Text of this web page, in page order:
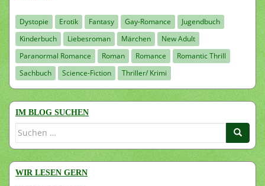
Dystopie Erotik Fantasy Gay-Romance
Jugendbuch
Kinderbuch
Liebesroman Märchen
New Adult
Paranormal Romance
Roman Romance
Romantic Thrill
Sachbuch
Science-Fiction Thriller/ Krimi
IM BLOG SUCHEN
Suchen
WIR LESEN GERN